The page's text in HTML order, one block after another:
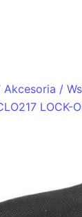
Akcesoria /
LOCK-